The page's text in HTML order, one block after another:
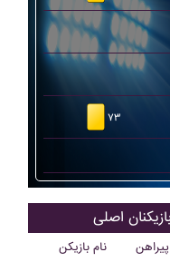
۷۳
نام بازیکن پیراهن